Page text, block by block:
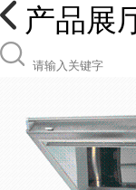
产品展